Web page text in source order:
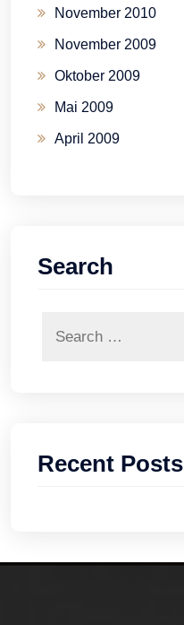
November 2010
November 2009
Oktober 2009
Mai 2009
April 2009
Search
Recent Posts